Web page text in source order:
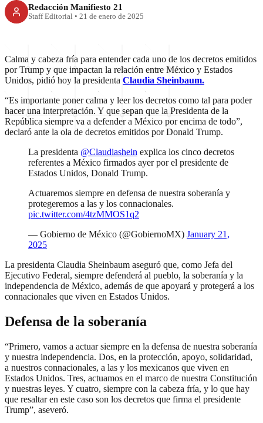
Redacción Manifiesto 21
Staff Editorial • 21 de enero de 2025
Calma y cabeza fría para entender cada uno de los decretos emitidos
por Trump y que impactan la relación entre México y Estados
Unidos, pidió hoy la presidenta Claudia Sheinbaum.
“Es importante poner calma y leer los decretos como tal para poder
hacer una interpretación. Y que sepan que la Presidenta de la
República siempre va a defender a México por encima de todo”,
declaró ante la ola de decretos emitidos por Donald Trump.
La presidenta @Claudiashein explica los cinco decretos
referentes a México firmados ayer por el presidente de
Estados Unidos, Donald Trump.
Actuaremos siempre en defensa de nuestra soberanía y
protegeremos a las y los connacionales.
pic.twitter.com/4tzMMOS1q2
— Gobierno de México (@GobiernoMX) January 21,
2025
La presidenta Claudia Sheinbaum aseguró que, como Jefa del
Ejecutivo Federal, siempre defenderá al pueblo, la soberanía y la
independencia de México, además de que apoyará y protegerá a los
connacionales que viven en Estados Unidos.
Defensa de la soberanía
“Primero, vamos a actuar siempre en la defensa de nuestra soberanía
y nuestra independencia. Dos, en la protección, apoyo, solidaridad,
a nuestros connacionales, a las y los mexicanos que viven en
Estados Unidos. Tres, actuamos en el marco de nuestra Constitución
y nuestras leyes. Y cuatro, siempre con la cabeza fría, y lo que hay
que resaltar en este caso son los decretos que firma el presidente
Trump”, aseveró.